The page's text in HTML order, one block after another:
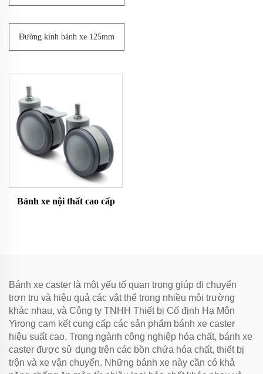
Đường kính bánh xe 125mm
Bánh xe nội thất cao cấp
Bánh xe caster là một yếu tố quan trọng giúp di chuyển
trơn tru và hiệu quả các vật thể trong nhiều môi trường
khác nhau, và Công ty TNHH Thiết bị Cố định Hạ Môn
Yirong cam kết cung cấp các sản phẩm bánh xe caster
hiệu suất cao. Trong ngành công nghiệp hóa chất, bánh xe
caster được sử dụng trên các bồn chứa hóa chất, thiết bị
trộn và xe vận chuyển. Những bánh xe này cần có khả